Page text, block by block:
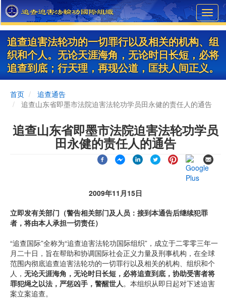
Skip
to
main
content
追查迫害法轮功的一切罪行以及相关的机构、组
织和个人。无论天涯海角，无论时日长短，必将
追查到底；行天理，再现公道，匡扶人间正义。
首页
追查通告
追查山东省即墨市法院迫害法轮功学员田永健的责任人的通告
追查山东省即墨市法院迫害法轮功学员
田永健的责任人的通告
2009年11月15日
立即发有关部门（警告相关部门及人员：接到本通告后继续犯罪
者，将由本人承担一切责任）
“追查国际”全称为“追查迫害法轮功国际组织”，成立于二零零三年一
月二十日，旨在帮助和协调国际社会正义力量及刑事机构，在全球
范围内彻底追查迫害法轮功的一切罪行以及相关的机构、组织和个
人， 无论天涯海角，无论时日长短，必将追查到底，协助受害者将
罪犯绳之以法，严惩凶手，警醒世人。本组织从即日起对下述迫害
案立案追查。